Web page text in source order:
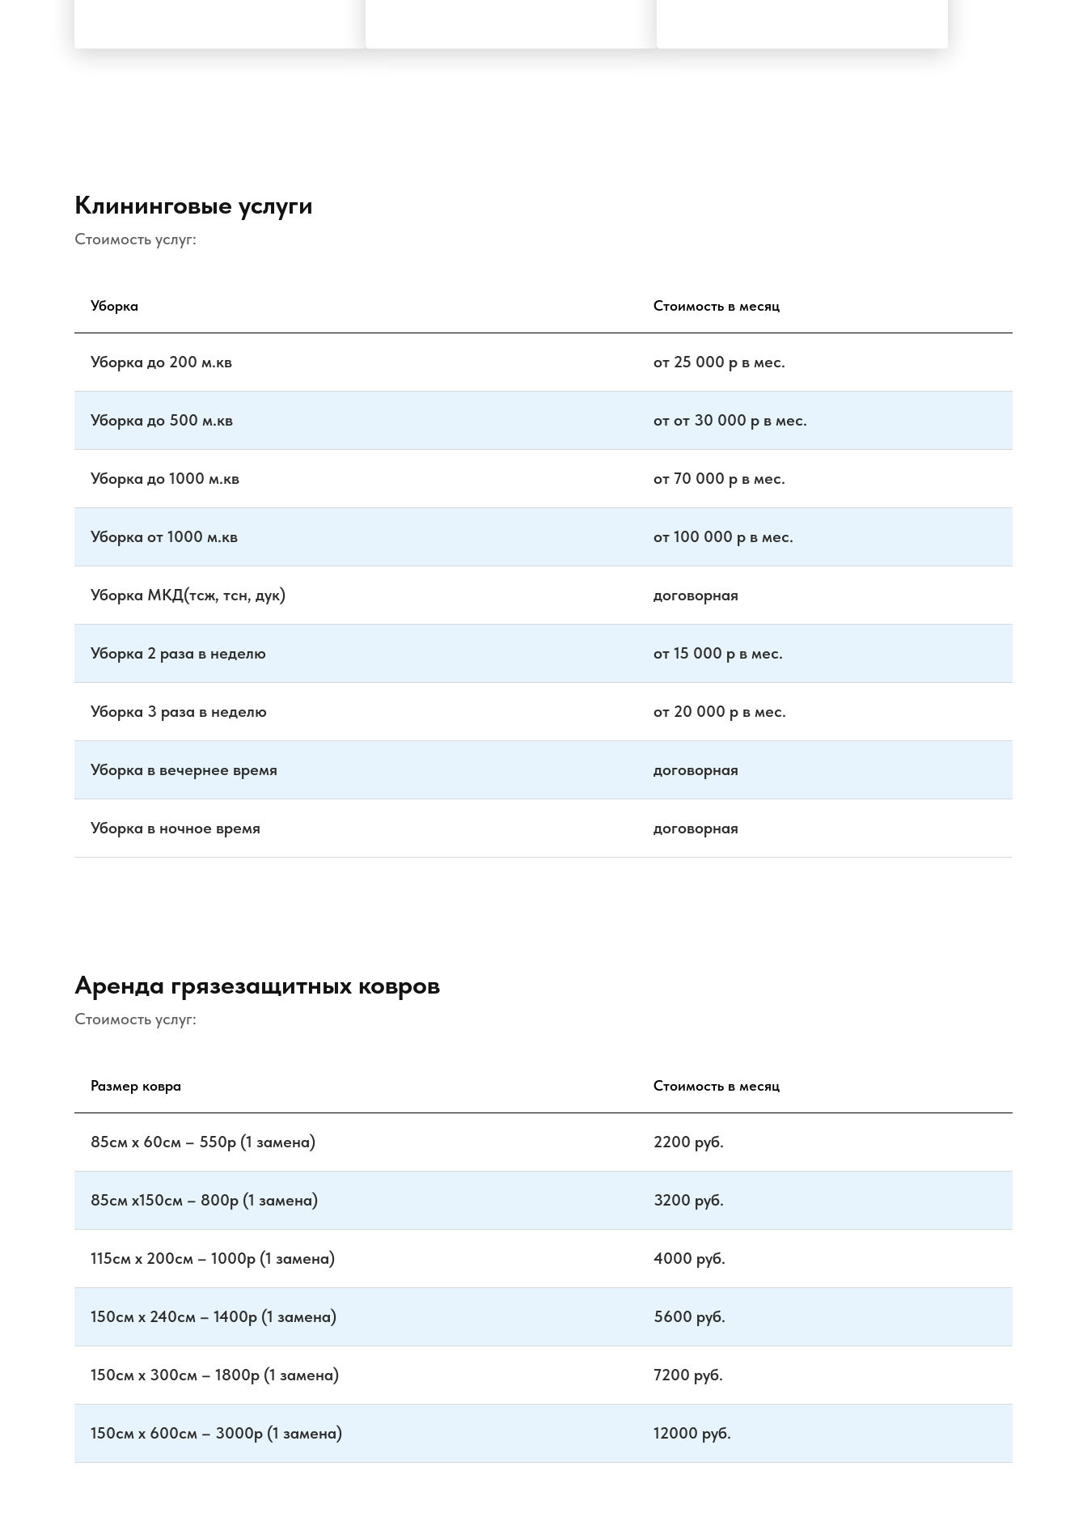
Клининговые услуги
Стоимость услуг:
Уборка Стоимость в месяц
Уборка до 200 м.кв от 25 000 р в мес.
Уборка до 500 м.кв от от 30 000 р в мес.
Уборка до 1000 м.кв от 70 000 р в мес.
Уборка от 1000 м.кв от 100 000 р в мес.
Уборка МКД(тсж, тсн, дук) договорная
Уборка 2 раза в неделю от 15 000 р в мес.
Уборка 3 раза в неделю от 20 000 р в мес.
Уборка в вечернее время договорная
Уборка в ночное время договорная
Аренда грязезащитных ковров
Стоимость услуг:
Размер ковра Стоимость в месяц
85см х 60см – 550р (1 замена) 2200 руб.
85см х150см – 800р (1 замена) 3200 руб.
115см х 200см – 1000р (1 замена) 4000 руб.
150см х 240см – 1400р (1 замена) 5600 руб.
150см х 300см – 1800р (1 замена) 7200 руб.
150см х 600см – 3000р (1 замена) 12000 руб.